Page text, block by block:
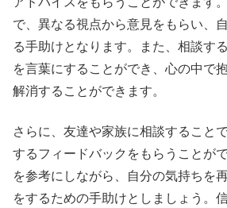
で、異なる視点から意見をもらい、
る手助けとなります。また、相談す
を言葉にすることができ、心の中で
解消することができます。
さらに、友達や家族に相談すること
するフィードバックをもらうことが
を参考にしながら、自分の気持ちを
をするための手助けとしましょう。